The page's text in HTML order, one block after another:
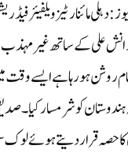
نیوز: دہلی مائنارٹیز
روشن ہورہا ہے ایسے
ہندوستان کو شرمسار
حصہ قرار دیتے ہوئے لوک